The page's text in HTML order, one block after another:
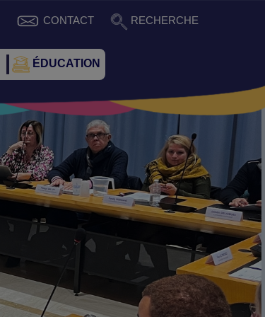
CONTACT RECHERCHE
ÉDUCATION